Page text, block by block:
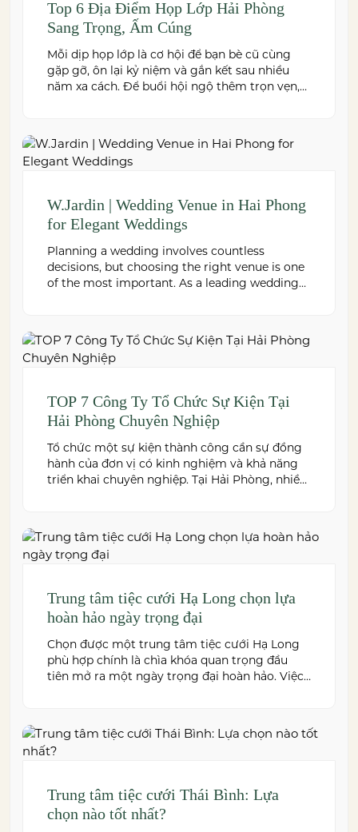
Top 6 Địa Điểm Họp Lớp Hải Phòng
Sang Trọng, Ấm Cúng
Mỗi dịp họp lớp là cơ hội để bạn bè cũ cùng
gặp gỡ, ôn lại kỷ niệm và gắn kết sau nhiều
năm xa cách. Để buổi hội ngộ thêm trọn vẹn,
W.Jardin | Wedding Venue in Hai Phong
for Elegant Weddings
Planning a wedding involves countless
decisions, but choosing the right venue is one
of the most important. As a leading wedding
premium cuisine prepared under the ISO
22000:2018 food safety management system,
and dedicated event support to help couples
TOP 7 Công Ty Tổ Chức Sự Kiện Tại
Hải Phòng Chuyên Nghiệp
Tổ chức một sự kiện thành công cần sự đồng
hành của đơn vị có kinh nghiệm và khả năng
triển khai chuyên nghiệp. Tại Hải Phòng, nhiều
Trung tâm tiệc cưới Hạ Long chọn lựa
hoàn hảo ngày trọng đại
Chọn được một trung tâm tiệc cưới Hạ Long
phù hợp chính là chìa khóa quan trọng đầu
tiên mở ra một ngày trọng đại hoàn hảo. Việc
Trung tâm tiệc cưới Thái Bình: Lựa
chọn nào tốt nhất?